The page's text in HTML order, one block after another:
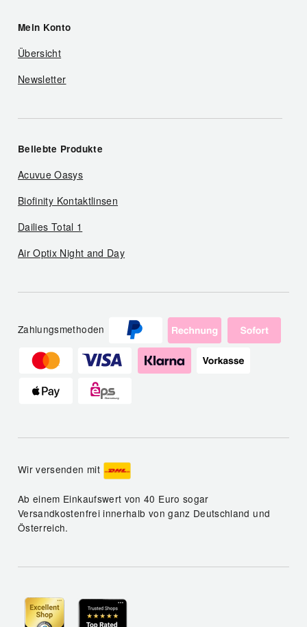
Mein Konto
Übersicht
Newsletter
Beliebte Produkte
Acuvue Oasys
Biofinity Kontaktlinsen
Dailies Total 1
Air Optix Night and Day
Zahlungsmethoden
Wir versenden mit
Ab einem Einkaufswert von 40 Euro sogar
Versandkostenfrei innerhalb von ganz Deutschland und
Österreich.